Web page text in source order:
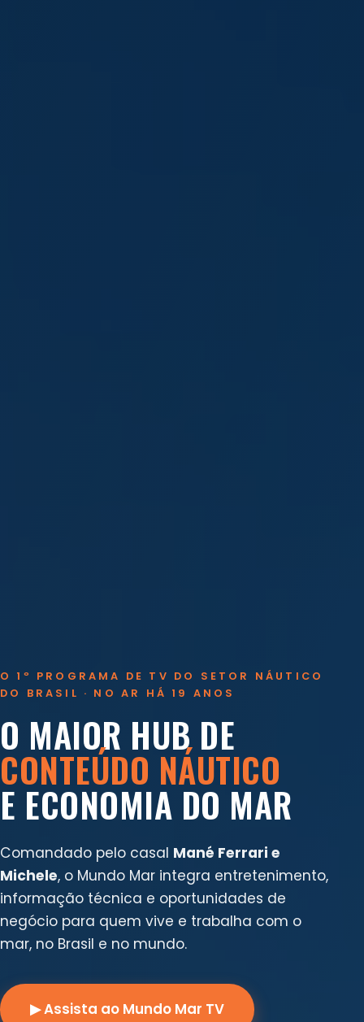
O 1º PROGRAMA DE TV DO SETOR NÁUTICO
DO BRASIL · NO AR HÁ 19 ANOS
O MAIOR HUB DE
CONTEÚDO NÁUTICO
E ECONOMIA DO MAR
Comandado pelo casal Mané Ferrari e
Michele, o Mundo Mar integra entretenimento,
informação técnica e oportunidades de
negócio para quem vive e trabalha com o
mar, no Brasil e no mundo.
▶ Assista ao Mundo Mar TV